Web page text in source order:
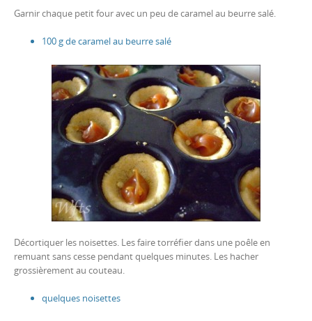
Garnir chaque petit four avec un peu de caramel au beurre salé.
100 g de caramel au beurre salé
Décortiquer les noisettes. Les faire torréfier dans une poêle en
remuant sans cesse pendant quelques minutes. Les hacher
grossièrement au couteau.
quelques noisettes